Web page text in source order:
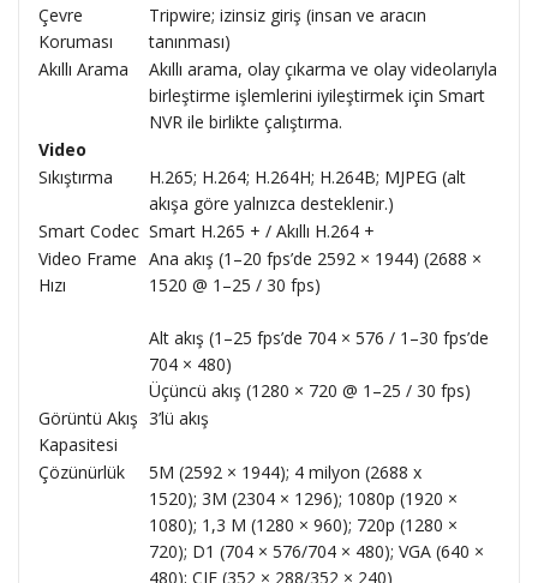
Çevre
Koruması
Tripwire; izinsiz giriş (insan ve aracın
tanınması)
Akıllı Arama
Akıllı arama, olay çıkarma ve olay videolarıyla
birleştirme işlemlerini iyileştirmek için Smart
NVR ile birlikte çalıştırma.
Video
Sıkıştırma
H.265; H.264; H.264H; H.264B; MJPEG (alt
akışa göre yalnızca desteklenir.)
Smart Codec Smart H.265 + / Akıllı H.264 +
Video Frame
Hızı
Ana akış (1–20 fps’de 2592 × 1944) (2688 ×
1520 @ 1–25 / 30 fps)
Alt akış (1–25 fps’de 704 × 576 / 1–30 fps’de
704 × 480)
Üçüncü akış (1280 × 720 @ 1–25 / 30 fps)
Görüntü Akış
Kapasitesi
3’lü akış
Çözünürlük
5M (2592 × 1944); 4 milyon (2688 x
1520); 3M (2304 × 1296); 1080p (1920 ×
1080); 1,3 M (1280 × 960); 720p (1280 ×
720); D1 (704 × 576/704 × 480); VGA (640 ×
480); CIF (352 × 288/352 × 240)